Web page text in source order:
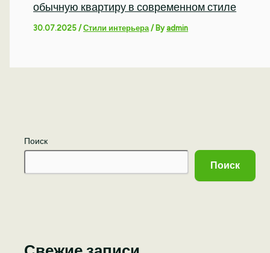
Поиск
Поиск
обычную квартиру в современном стиле
30.07.2025/Стили интерьера/ Byadmin